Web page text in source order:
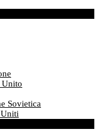
Unito
Sovietica
Uniti